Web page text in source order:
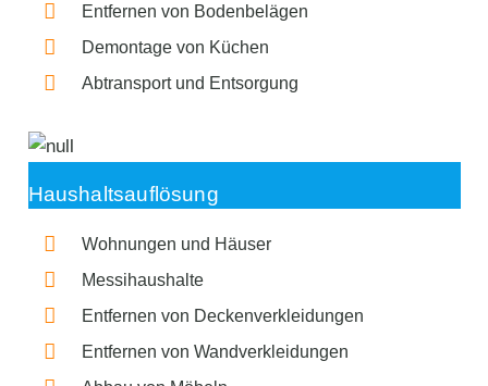
Entfernen von Bodenbelägen
Demontage von Küchen
Abtransport und Entsorgung
Haushaltsauflösung
Wohnungen und Häuser
Messihaushalte
Entfernen von Deckenverkleidungen
Entfernen von Wandverkleidungen